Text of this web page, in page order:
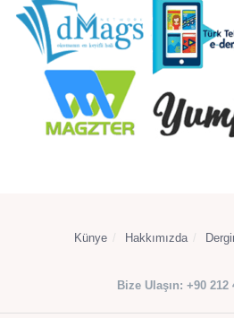
Künye Hakkımızda
Bize Ulaşın: +90 212